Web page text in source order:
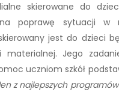
skierowane do
poprawę sytuacji w
jest do dzieci
Jego
uczniom szkół
z najlepszych